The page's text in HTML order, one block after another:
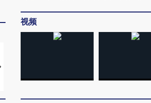
马航飞行员跨国走私7万
视频